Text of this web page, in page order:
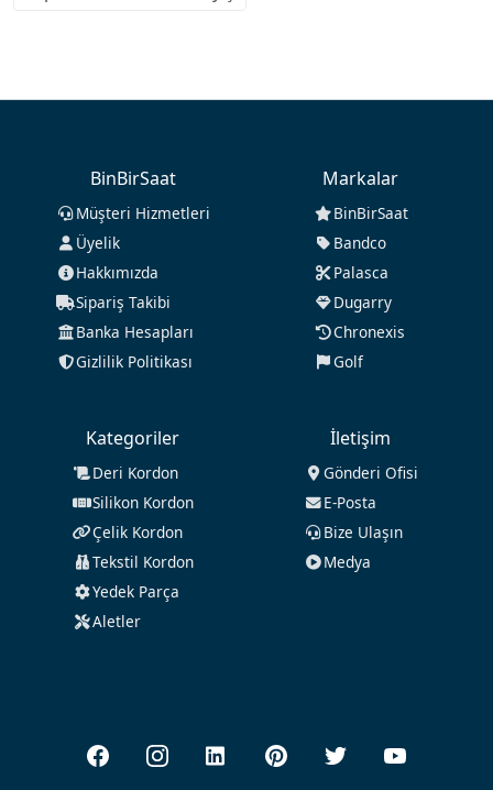
BinBirSaat
Müşteri Hizmetleri
Üyelik
Hakkımızda
Sipariş Takibi
Banka Hesapları
Gizlilik Politikası
Markalar
BinBirSaat
Bandco
Palasca
Dugarry
Chronexis
Golf
Kategoriler
Deri Kordon
Silikon Kordon
Çelik Kordon
Tekstil Kordon
Yedek Parça
Aletler
İletişim
Gönderi Ofisi
E-Posta
Bize Ulaşın
Medya